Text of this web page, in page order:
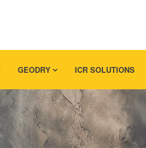
GEODRY ICR SOLUTIONS